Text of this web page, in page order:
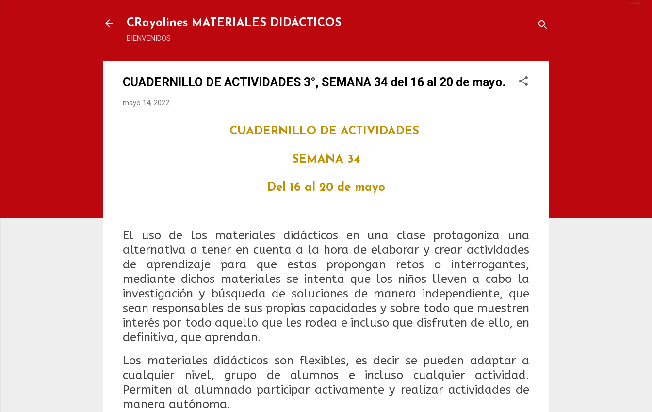
CRayolines MATERIALES DIDÁCTICOS
BIENVENIDOS
CUADERNILLO DE ACTIVIDADES 3°, SEMANA 34 del 16 al 20 de mayo.
mayo 14, 2022
CUADERNILLO DE ACTIVIDADES
SEMANA 34
Del 16 al 20 de mayo
El uso de los materiales didácticos en una clase protagoniza una
alternativa a tener en cuenta a la hora de elaborar y crear actividades
de aprendizaje para que estas propongan retos o interrogantes,
mediante dichos materiales se intenta que los niños lleven a cabo la
investigación y búsqueda de soluciones de manera independiente, que
sean responsables de sus propias capacidades y sobre todo que muestren
interés por todo aquello que les rodea e incluso que disfruten de ello, en
definitiva, que aprendan.
Los materiales didácticos son flexibles, es decir se pueden adaptar a
cualquier nivel, grupo de alumnos e incluso cualquier actividad.
Permiten al alumnado participar activamente y realizar actividades de
manera autónoma.